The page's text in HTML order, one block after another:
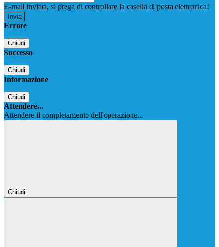
E-mail inviata, si prega di controllare la casella di posta elettronica!
Errore
Chiudi
Successo
Chiudi
Informazione
Chiudi
Attendere...
Attendere il completamento dell'operazione...
Chiudi